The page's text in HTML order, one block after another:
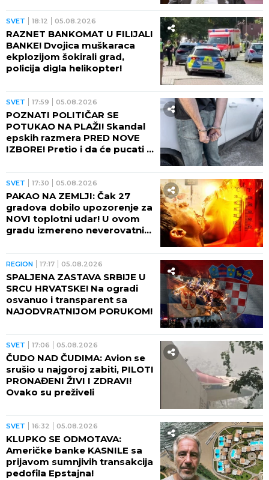
SVET 18:12 05.08.2026
RAZNET BANKOMAT U FILIJALI
BANKE! Dvojica muškaraca
ekplozijom šokirali grad,
policija digla helikopter!
SVET 17:59 05.08.2026
POZNATI POLITIČAR SE
POTUKAO NA PLAŽI! Skandal
epskih razmera PRED NOVE
IZBORE! Pretio i da će pucati u
SVET 17:30 05.08.2026
PAKAO NA ZEMLJI: Čak 27
gradova dobilo upozorenje za
NOVI toplotni udar! U ovom
gradu izmereno neverovatnih
REGION 17:17 05.08.2026
SPALJENA ZASTAVA SRBIJE U
SRCU HRVATSKE! Na ogradi
osvanuo i transparent sa
NAJODVRATNIJOM PORUKOM!
SVET 17:06 05.08.2026
ČUDO NAD ČUDIMA: Avion se
srušio u najgoroj zabiti, PILOTI
PRONAĐENI ŽIVI I ZDRAVI!
Ovako su preživeli
SVET 16:32 05.08.2026
KLUPKO SE ODMOTAVA:
Američke banke KASNILE sa
prijavom sumnjivih transakcija
pedofila Epstajna!